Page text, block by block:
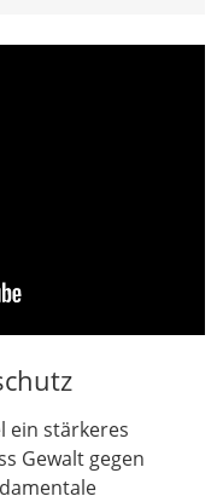
ein stärkeres
Gewalt gegen